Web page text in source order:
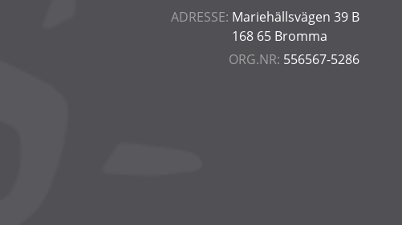
ADRESSE: Mariehällsvägen 39 B
168 65 Bromma
ORG.NR: 556567-5286